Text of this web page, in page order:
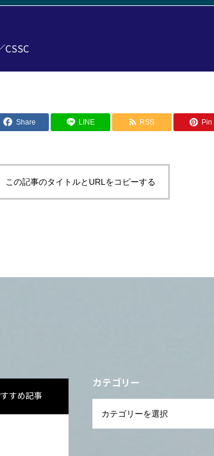
CSSC
Share LINE RSS Pin
この記事のタイトルとURLをコピーする
すめ記事
カテゴリー